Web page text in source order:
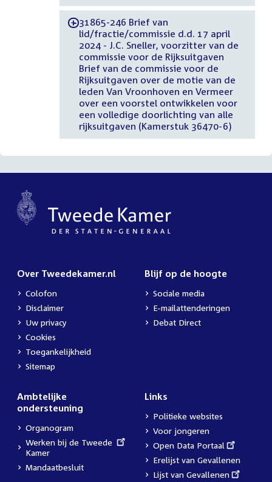
-31865-246 Brief van
lid/fractie/commissie d.d. 17 april
2024 - J.C. Sneller, voorzitter van de
commissie voor de Rijksuitgaven
Brief van de commissie voor de
Rijksuitgaven over de motie van de
leden Van Vroonhoven en Vermeer
over een voorstel ontwikkelen voor
een volledige doorlichting van alle
rijksuitgaven (Kamerstuk 36470-6)
Over Tweedekamer.nl
Colofon
Disclaimer
Uw privacy
Cookies
Toegankelijkheid
Sitemap
Blijf op de hoogte
Sociale media
E-mailattenderingen
Debat Direct
Ambtelijke
ondersteuning
Organogram
External
link:
Werken bij de Tweede
Kamer
Mandaatbesluit
Links
Politieke websites
Voor jongeren
External
link:
Open Data Portaal
Erelijst van Gevallenen
External
Lijst van Gevallenen